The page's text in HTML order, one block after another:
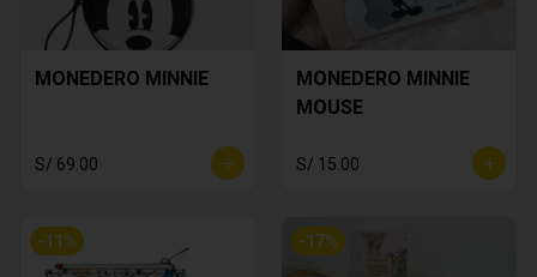
MONEDERO MINNIE
S/ 69.00
MONEDERO MINNIE
MOUSE
S/ 15.00
-11 % -17%